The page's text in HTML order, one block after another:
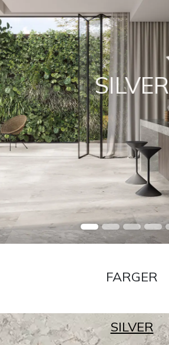
SILVER
i
FARGER
SILVER